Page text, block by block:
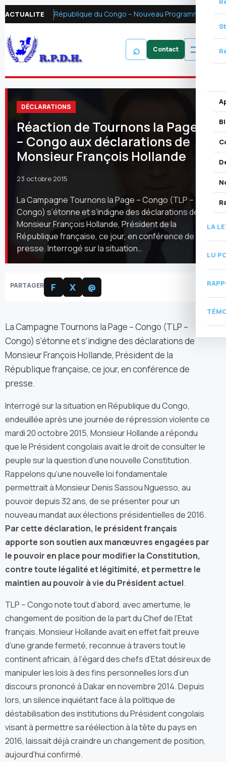
ACTUALITE
⌕
LA
LU
DÉCLARATIONS
Réaction de Tournons la Page
– Congo aux déclarations de
Monsieur François Hollande
23 octobre 2015
La Campagne Tournons la Page – Congo (TLP –
Congo) s’étonne et s’indigne des déclarations de
Monsieur François Hollande, Président de la
République française, ce jour, en conférence de
presse. Interrogé sur la situation…
PARTAGER F X @
La Campagne Tournons la Page – Congo (TLP –
Congo) s’étonne et s’indigne des déclarations de
Monsieur François Hollande, Président de la
République française, ce jour, en conférence de
presse.
Interrogé sur la situation en République du Congo,
endeuillée après une journée de répression violente ce
mardi 20 octobre 2015, Monsieur Hollande a répondu
que le Président congolais avait le droit de consulter le
peuple sur la question d’une nouvelle Constitution.
Rappelons qu’une nouvelle loi fondamentale
permettrait à Monsieur Denis Sassou Nguesso, au
pouvoir depuis 32 ans, de se présenter pour un
nouveau mandat aux élections présidentielles de 2016.
Par cette déclaration, le président français
apporte son soutien aux manœuvres engagées par
le pouvoir en place pour modifier la Constitution,
contre toute légalité et légitimité, et permettre le
maintien au pouvoir à vie du Président actuel.
TLP – Congo note tout d’abord, avec amertume, le
changement de position de la part du Chef de l’Etat
français. Monsieur Hollande avait en effet fait preuve
d’une grande fermeté, reconnue à travers tout le
continent africain, à l’égard des chefs d’Etat désireux de
manipuler les lois à des fins personnelles lors d’un
discours prononcé à Dakar en novembre 2014. Depuis
lors, un silence inquiétant face à la politique de
déstabilisation des institutions du Président congolais
visant à permettre sa réélection à la tête du pays en
2016, laissait déjà craindre un changement de position,
aujourd’hui confirmé.